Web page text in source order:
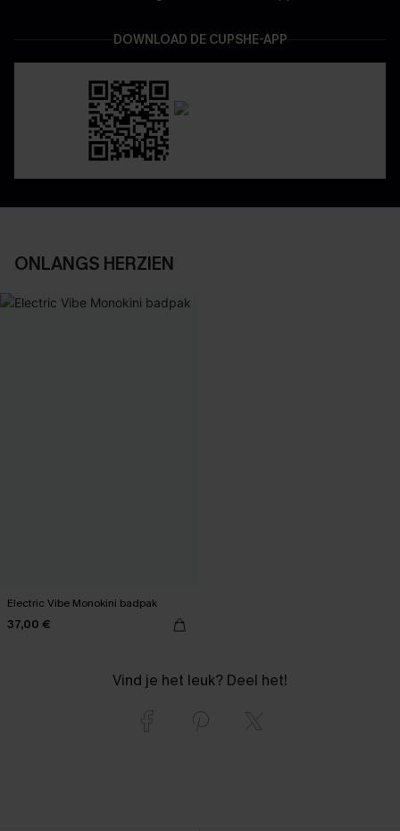
DOWNLOAD DE CUPSHE-APP
ONLANGS HERZIEN
Electric Vibe Monokini badpak
37,00 €
Vind je het leuk? Deel het!